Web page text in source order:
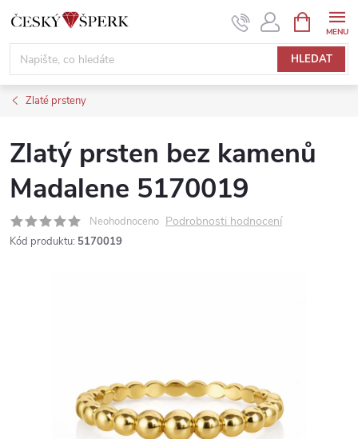
Přejít
obsah
HLEDAT
NÁKUPNÍ
KOŠÍK
Zlaté prsteny
Zlatý prsten bez kamenů
Madalene 5170019
Neohodnoceno Podrobnosti hodnocení
Kód produktu: 5170019